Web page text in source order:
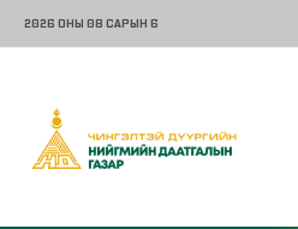
2026 ОНЫ 08 САРЫН 6